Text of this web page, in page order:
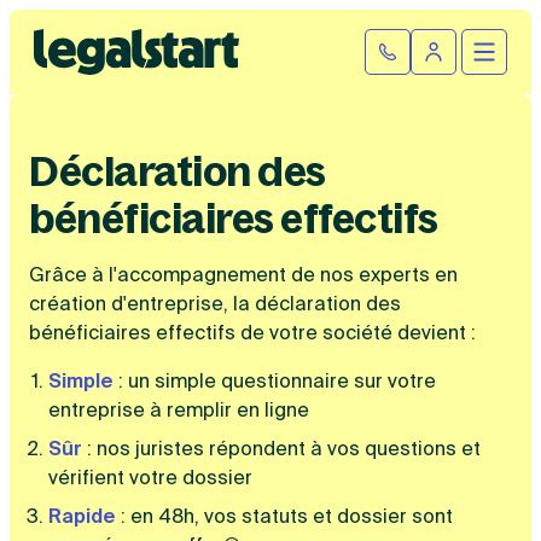
Cliquez ici pour reprendre votre démarche Fermer
Legalstart
Par statut juridique
Créer une SAS
Créer une SARL
Créer une EURL
Créer une entreprise individuelle
Créer une SCI
Créer une association
Par métier
Conseil/finance
Modification et fermeture
Modifier son entreprise
Transfert de siège social
Changement de président
Changement d’activité
Transformation d’une SAS en SARL
Modification association
Modification auto-entreprise
Cession de parts sociales
Comptabilité
SASU
EURL
SARL
SCI
Entreprise individuelle
Tarifs
Fiches pratiques
Se
Déclaration des
bénéficiaires effectifs
Grâce à l'accompagnement de nos experts en
création d'entreprise, la déclaration des
bénéficiaires effectifs de votre société devient :
Simple : un simple questionnaire sur votre
entreprise à remplir en ligne
Sûr : nos juristes répondent à vos questions et
vérifient votre dossier
Rapide : en 48h, vos statuts et dossier sont